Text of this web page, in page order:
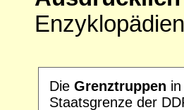
Die Grenztruppen
Staatsgrenze der